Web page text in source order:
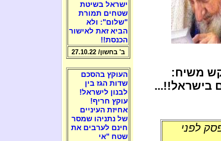
משיח:
בישראל!!...
לפני
ישראל בשיטת
שטחים תמורת
"שלום": ולא
הביא זאת לאישור
הכנסת!!
ב' בחשון/ 27.10.22
העוקץ בהסכם
שדות הגז בין
לבנון לישראל!
עוקץ חריף!
אחיזת העיניים
של נתניהו שמסר
חינם לערבים את
שטח "אי